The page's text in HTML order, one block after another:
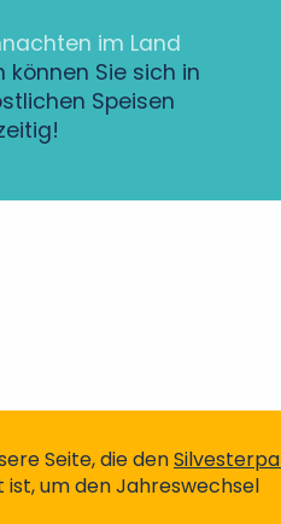
im Land
Sie sich in
Speisen
Seite, die den
um den Jahreswechsel